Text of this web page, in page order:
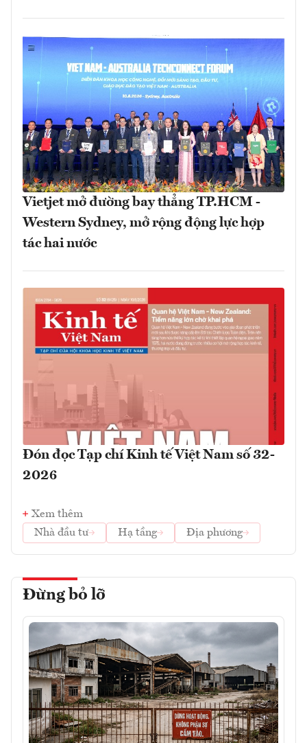
Vietjet mở đường bay thẳng TP.HCM -
Western Sydney, mở rộng động lực hợp
tác hai nước
Đón đọc Tạp chí Kinh tế Việt Nam số 32-
2026
Xem thêm
Nhà đầu tư
Hạ tầng Địa phương
Đừng bỏ lỡ